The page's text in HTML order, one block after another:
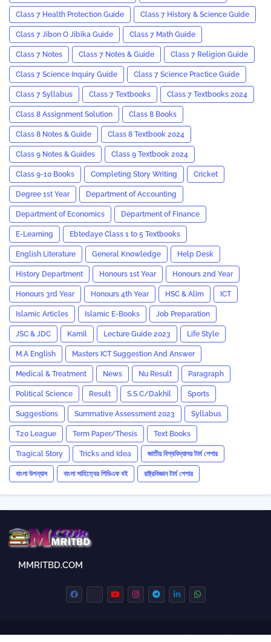
Class 7 Health Protection Guide Class 7 History & Science Guide
Class 7 Jibon O Jibika Guide Class 7 Math Guide
Class 7 Notes Class 7 Notes & Guide Class 7 Religion Guide
Class 7 Science Inquiry Guide Class 7 Science Practice Guide
Class 7 Syllabus Class 7 Textbooks Class 7 Textbooks 2024
Class 8 Assignment Solution Class 8 Books
Class 8 Notes & Guide Class 8 Textbook 2024
Class 9 Notes & Guides Class 9 Textbook 2024
Class 9-10 Books Completing Story Writing Cricket
Degree 1st Year Department of Accounting
Department of Economics Department of Finance
E-Learning Ebtedaye Class 1 to 5 Textbooks
English Literature General Knowledge Help Desk
History Department Honours 1st Year Honours 2nd Year
Honours 3rd Year Honours 4th Year HSC & Alim ICT
Islamic Articles Islamic E-Books Job Preparation
JSC & JDC Kamil Lecture Guide 2023 Life Style
M.A English Masters ICT Suggestion And Answer
Medical & Treatment News Nu Result Paragraph
Political Science Result S.S.C/Dakhil Sports
Suggestions Summative Assessment 2023 ‍Syllabus
T20 League Term Paper/Thesis Text Books
Tragical Story Tricks and ‍Idea জাতীয় বিশ্ববিদ্যালয় টার্ম পেপার
বাংলা উপন্যাস বাংলা সাহিত্যের পিডিএফ বই রাষ্ট্রবিজ্ঞান টার্ম পেপার
MMRITBD.COM